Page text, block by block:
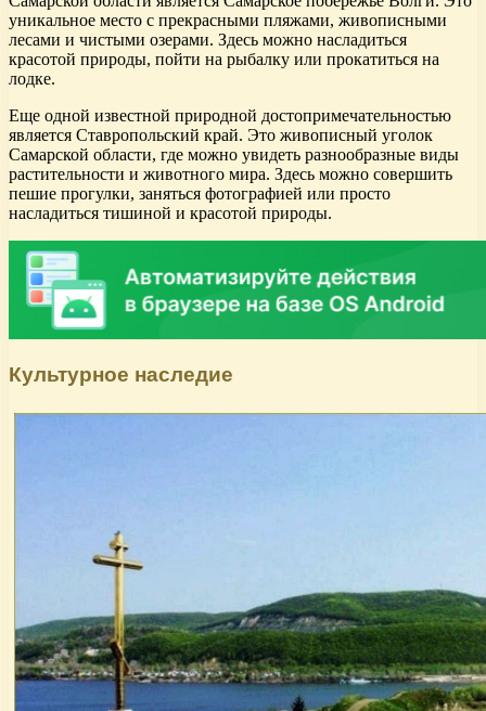
уникальное место с прекрасными пляжами, живописными
лесами и чистыми озерами. Здесь можно насладиться
красотой природы, пойти на рыбалку или прокатиться на
лодке.
Еще одной известной природной достопримечательностью
является Ставропольский край. Это живописный уголок
Самарской области, где можно увидеть разнообразные виды
растительности и животного мира. Здесь можно совершить
пешие прогулки, заняться фотографией или просто
насладиться тишиной и красотой природы.
Культурное наследие